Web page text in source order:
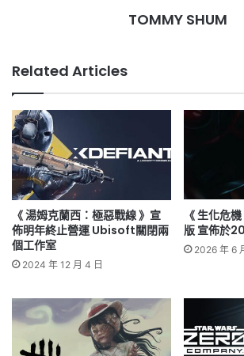
TOMMY SHUM
Related Articles
《 湯姆克蘭西：極惡戰線 》宣
佈明年終止營運 Ubisoft關閉兩
個工作室
2024 年 12 月 4 日
《 生化危
版 宣佈於
2026 年 6